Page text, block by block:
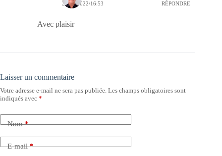
20/06/2022/16:53 RÉPONDRE
Avec plaisir
Laisser un commentaire
Votre adresse e-mail ne sera pas publiée. Les champs obligatoires sont
indiqués avec *
Nom*
E-mail*